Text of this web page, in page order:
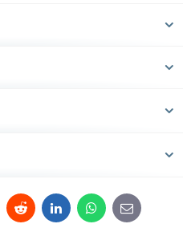
RedditLinkedInWhatsApp
E-
mail